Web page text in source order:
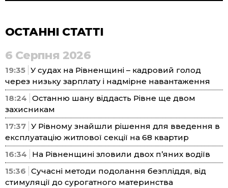
ОСТАННІ СТАТТІ
6 Серпня 2026
19:35 У судах на Рівненщині – кадровий голод
через низьку зарплату і надмірне навантаження
18:24 Останню шану віддасть Рівне ще двом
захисникам
17:37 У Рівному знайшли рішення для введення в
експлуатацію житлової секції на 68 квартир
16:34
На Рівненщині зловили двох п’яних водіїв
15:36 Сучасні методи подолання безпліддя, від
стимуляції до сурогатного материнства